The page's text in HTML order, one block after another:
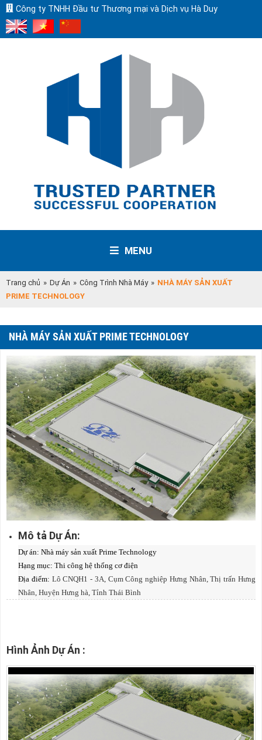
Công ty TNHH Đầu tư Thương mại và Dịch vụ Hà Duy
MENU
Trang chủ » Dự Án » Công Trình Nhà Máy » NHÀ MÁY SẢN XUẤT
PRIME TECHNOLOGY
NHÀ MÁY SẢN XUẤT PRIME TECHNOLOGY
Mô tả Dự Án:
Dự án: Nhà máy sản xuất Prime Technology
Hạng mục: Thi công hệ thống cơ điện
Địa điểm: Lô CNQH1 - 3A, Cụm Công nghiệp Hưng Nhân, Thị trấn Hưng
Nhân, Huyện Hưng hà, Tỉnh Thái Bình
Hình Ảnh Dự Án :